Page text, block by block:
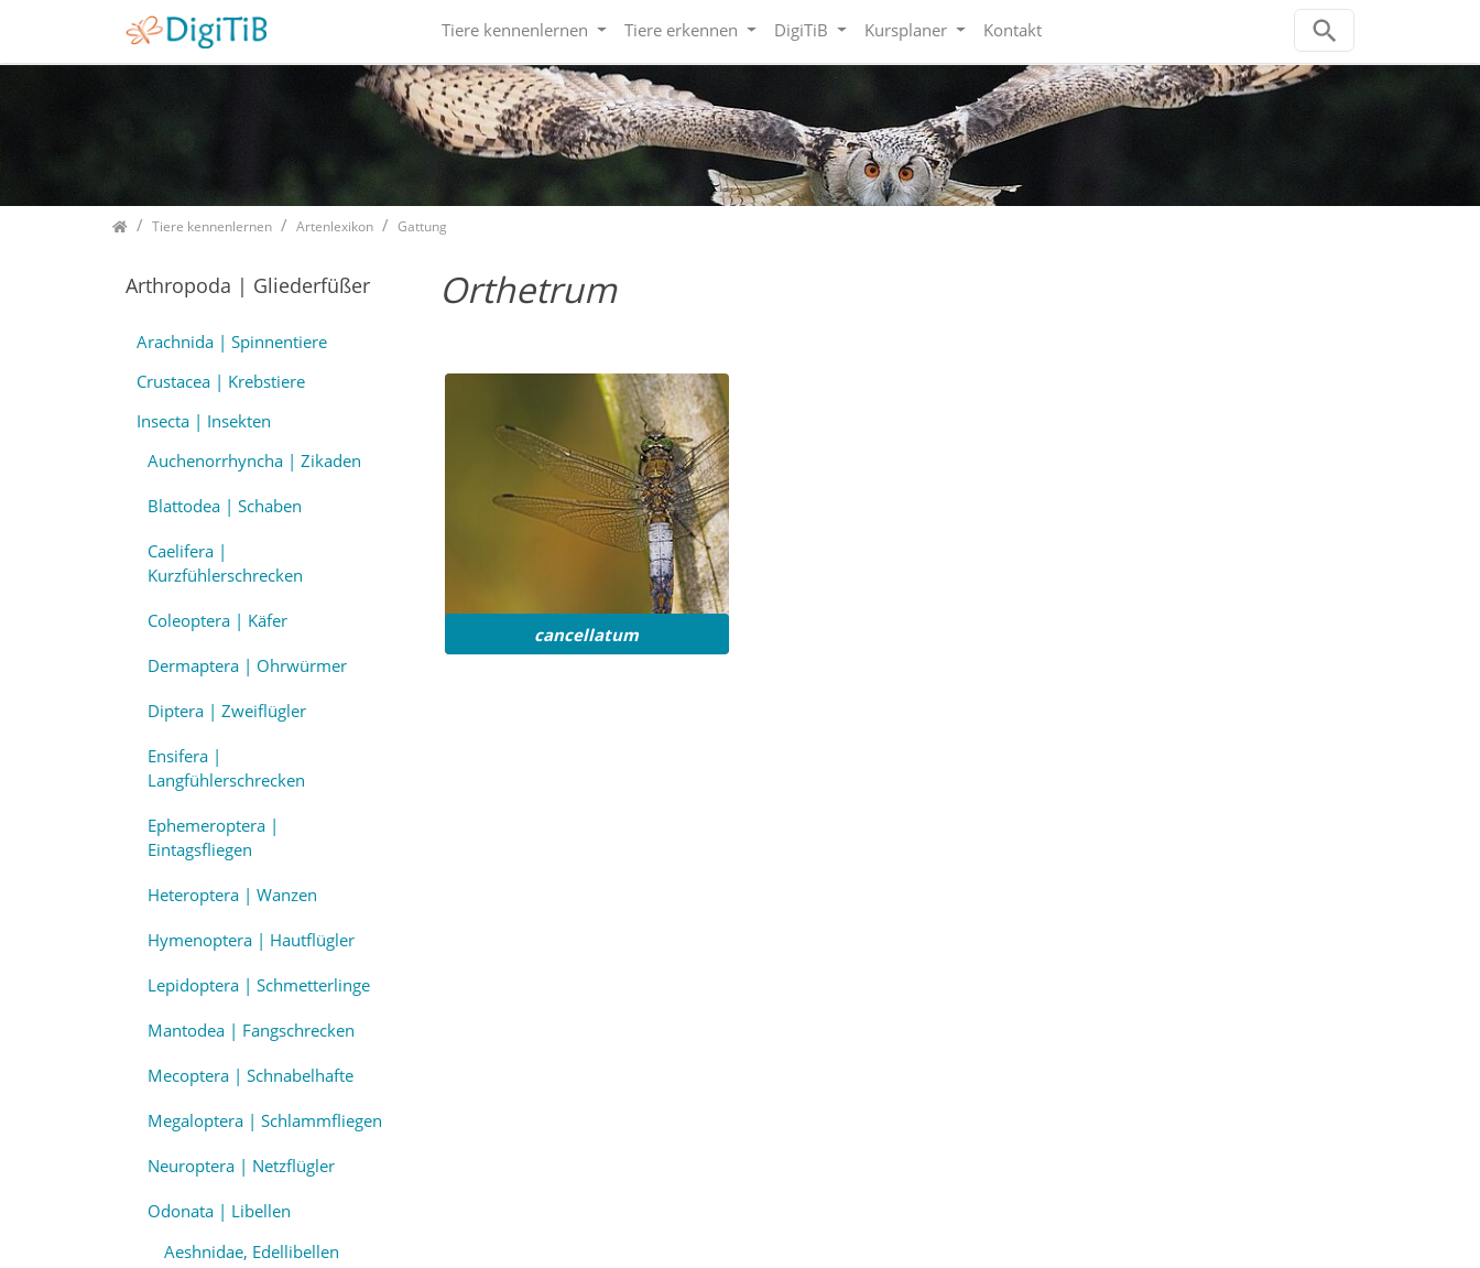
Tiere kennenlernen Tiere erkennen DigiTiB Kursplaner Kontakt
HomeTiere kennenlernen Artenlexikon Gattung
Orthetrum
cancellatum
Arthropoda | Gliederfüßer
Arachnida | Spinnentiere
Crustacea | Krebstiere
Insecta | Insekten
Auchenorrhyncha | Zikaden
Blattodea | Schaben
Caelifera |
Kurzfühlerschrecken
Coleoptera | Käfer
Dermaptera | Ohrwürmer
Diptera | Zweiflügler
Ensifera |
Langfühlerschrecken
Ephemeroptera |
Eintagsfliegen
Heteroptera | Wanzen
Hymenoptera | Hautflügler
Lepidoptera | Schmetterlinge
Mantodea | Fangschrecken
Mecoptera | Schnabelhafte
Megaloptera | Schlammfliegen
Neuroptera | Netzflügler
Odonata | Libellen
Aeshnidae, Edellibellen